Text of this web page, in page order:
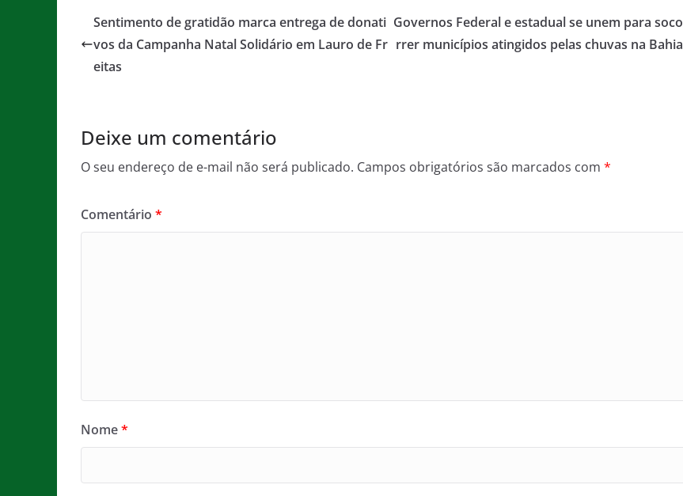
e
b
er l s
A
a
g
Sentimento de gratidão marca entrega de donati
vos da Campanha Natal Solidário em Lauro de Fr
eitas
Governos Federal e estadual se unem para soco
rrer municípios atingidos pelas chuvas na Bahia
Deixe um comentário
O seu endereço de e-mail não será publicado. Campos obrigatórios são marcados com *
Comentário *
Nome*